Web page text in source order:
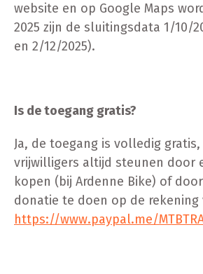
website en op Google Maps
2025 zijn de sluitingsdata 1/10/
en 2/12/2025).
Is de toegang gratis?
Ja, de toegang is volledig
vrijwilligers altijd steunen door
kopen (bij Ardenne Bike) of
donatie te doen op de rekening
https://www.paypal.me/